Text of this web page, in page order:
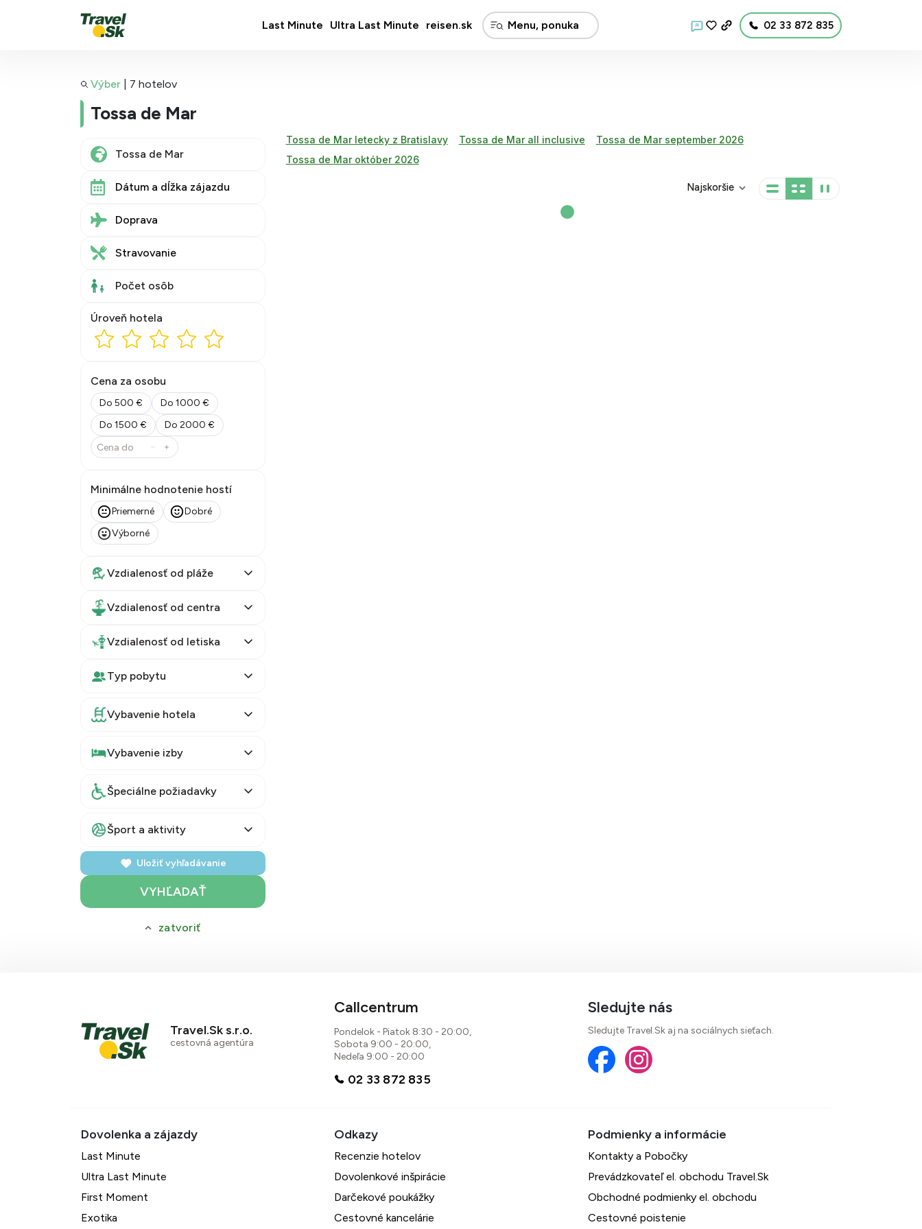
Last Minute Ultra Last Minute reisen.sk AI 02 33 872 835
Výber 7 hotelov
Tossa de Mar
Dátum a dĺžka zájazdu
Doprava
Stravovanie
Počet osôb
Úroveň hotela
Cena za osobu
Do 500 €
Do 1000 €
Do 1500 €
Do 2000 €
Minimálne hodnotenie hostí
Priemerné
Dobré
Výborné
Vzdialenosť od pláže
Vzdialenosť od centra
Vzdialenosť od letiska
Typ pobytu
Vybavenie hotela
Vybavenie izby
Špeciálne požiadavky
Šport a aktivity
Uložiť vyhľadávanie
VYHĽADAŤ
zatvoriť
Tossa de Mar letecky z Bratislavy Tossa de Mar all inclusive
Tossa de Mar september 2026
Tossa de Mar október 2026
Najskoršie
Travel.Sk s.r.o.
cestovná agentúra
Callcentrum
Pondelok - Piatok 8:30 - 20:00,
Sobota 9:00 - 20:00,
Nedeľa 9:00 - 20:00
02 33 872 835
Sledujte nás
Sledujte Travel.Sk aj na sociálnych sieťach.
Last Minute
Ultra Last Minute
First Moment
Exotika
Recenzie hotelov
Dovolenkové inšpirácie
Darčekové poukážky
Cestovné kancelárie
Kontakty a Pobočky
Prevádzkovateľ el. obchodu Travel.Sk
Obchodné podmienky el. obchodu
Cestovné poistenie